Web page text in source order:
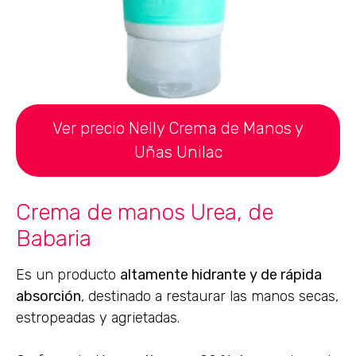
Ver precio Nelly Crema de Manos y
Uñas Unilac
Crema de manos Urea, de
Babaria
Es un producto altamente hidrante y de rápida
absorción, destinado a restaurar las manos secas,
estropeadas y agrietadas.